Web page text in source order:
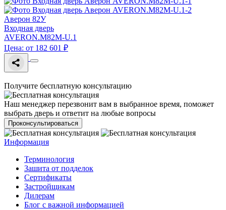
Аверон 82У
Входная дверь
AVERON.M82M-U.1
Цена: от 182 601 ₽
Получите бесплатную консультацию
Наш менеджер перезвонит вам в выбранное время, поможет
выбрать дверь и ответит на любые вопросы
Проконсультироваться
Информация
Терминология
Зашита от подделок
Сертификаты
Застройщикам
Дилерам
Блог с важной информацией